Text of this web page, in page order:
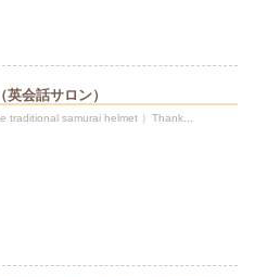
会話サロン）
traditional samurai helmet ）Thank...